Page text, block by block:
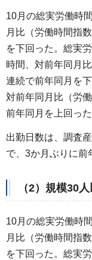
10月の総実労働時
月比（労働時間指
を下回った。総実
時間、対前年同月
連続で前年同月を
対前年同月比（労
前年同月を上回った
出勤日数は、調査
で、3か月ぶりに前
（2）規模30
10月の総実労働時
月比（労働時間指
を下回った。総実